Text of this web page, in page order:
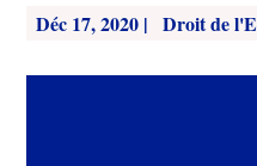
Déc 17, 2020 | Droit de